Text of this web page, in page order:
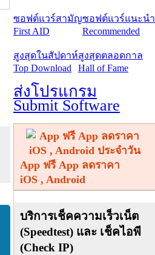
ซอฟต์แวร์สามัญ
First AID
ซอฟต์แวร์แนะนำ
Recommended
สูงสุดในสัปดาห์
Top Download
สูงสุดตลอดกาล
Hall of Fame
ส่งโปรแกรม
Submit Software
App ฟรี App ลดราคา
iOS , Android
บริการเช็คความเร็วเน็ต
(Speedtest) และ เช็คไอพี
(Check IP)